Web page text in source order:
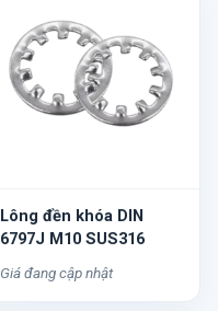
Lông đền khóa DIN
6797J M10 SUS316
Giá đang cập nhật